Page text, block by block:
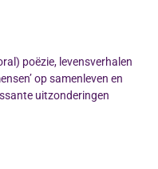
poëzie, levensverhalen
op samenleven en
uitzonderingen